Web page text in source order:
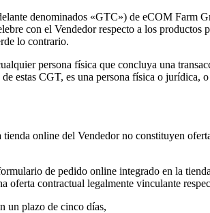
denominados «GTC») de eCOM Farm
con el Vendedor respecto a los
lo contrario.
persona física que concluya una
estas CGT, es una persona física o
online del Vendedor no constituyen
de pedido online integrado en la
oferta contractual legalmente vinculante
un plazo de cinco días,